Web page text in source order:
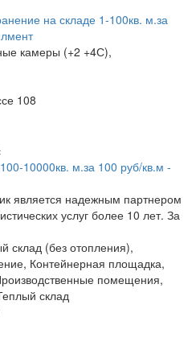
на складе 1-100кв. м.за
камеры (+2 +4С),
108
10000кв. м.за 100 руб/кв.м -
является надежным партнером
услуг более 10 лет. За
склад (без отопления),
Контейнерная площадка,
помещения,
склад